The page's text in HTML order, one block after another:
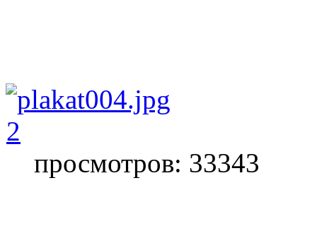
2
просмотров: 33343